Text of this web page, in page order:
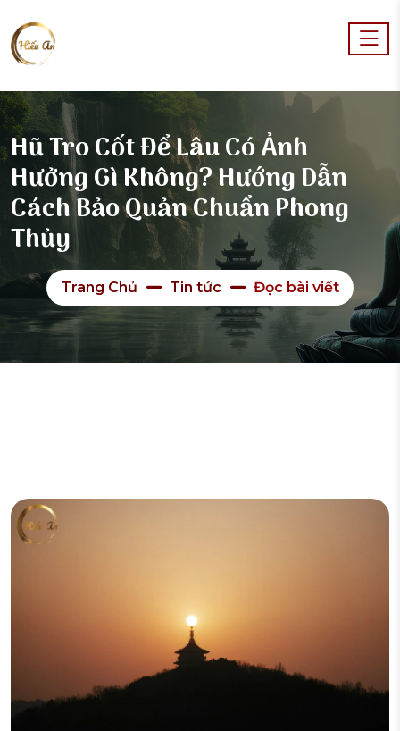
Hũ Tro Cốt Để Lâu Có Ảnh
Hưởng Gì Không? Hướng Dẫn
Cách Bảo Quản Chuẩn Phong
Thủy
Trang Chủ Tin tức Đọc bài viết